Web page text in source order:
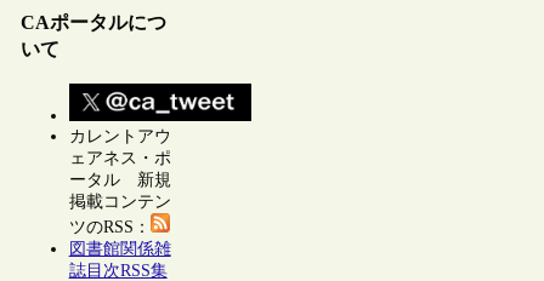
CAポータルにつ
いて
カレントアウ
ェアネス・ポ
ータル 新規
掲載コンテン
ツのRSS：
図書館関係雑
誌目次RSS集